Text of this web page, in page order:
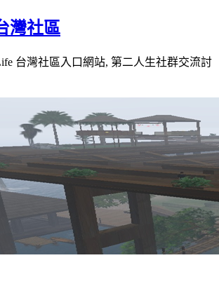
灣社區
台灣社區入口網站, 第二人生社群交流討